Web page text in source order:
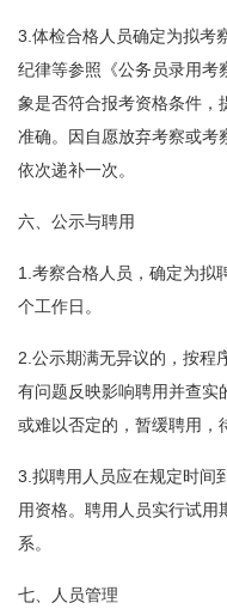
3.体检合格人员确定为拟考
纪律等参照《公务员录用考
象是否符合报考资格条件，
准确。因自愿放弃考察或考
依次递补一次。
六、公示与聘用
1.考察合格人员，确定为拟
个工作日。
2.公示期满无异议的，按程
有问题反映影响聘用并查实
或难以否定的，暂缓聘用，
3.拟聘用人员应在规定时间
用资格。聘用人员实行试
系。
七、人员管理